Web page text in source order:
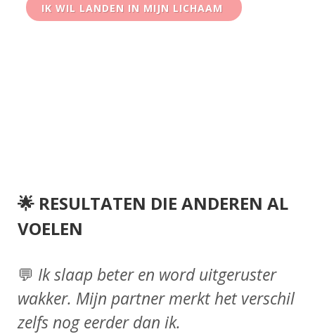
IK WIL LANDEN IN MIJN LICHAAM
🌟 RESULTATEN DIE ANDEREN AL
VOELEN
💬 Ik slaap beter en word uitgeruster
wakker. Mijn partner merkt het verschil
zelfs nog eerder dan ik.